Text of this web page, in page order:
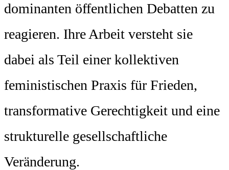
dominanten öffentlichen Debatten zu
reagieren. Ihre Arbeit versteht sie
dabei als Teil einer kollektiven
feministischen Praxis für Frieden,
transformative Gerechtigkeit und eine
strukturelle gesellschaftliche
Veränderung.